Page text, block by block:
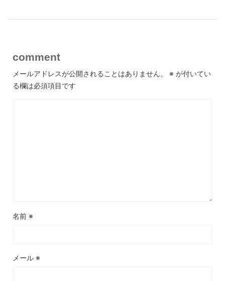
comment
メールアドレスが公開されることはありません。 ※ が付いてい
る欄は必須項目です
名前 ※
メール ※